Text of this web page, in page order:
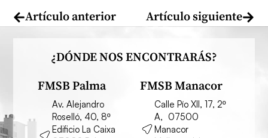
Artículo anterior Artículo siguiente
¿DÓNDE NOS ENCONTRARÁS?
FMSB Palma
Av. Alejandro
Roselló, 40, 8º
Edificio La Caixa
FMSB Manacor
Calle Pío XII, 17, 2º
A, 07500
Manacor